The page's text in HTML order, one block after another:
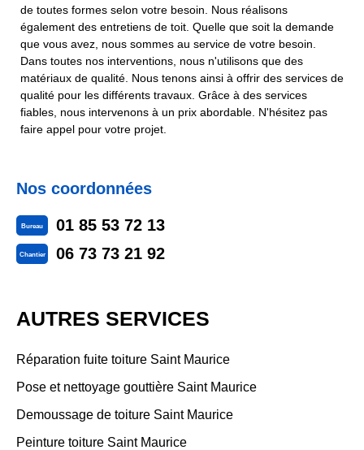
de toutes formes selon votre besoin. Nous réalisons
également des entretiens de toit. Quelle que soit la demande
que vous avez, nous sommes au service de votre besoin.
Dans toutes nos interventions, nous n'utilisons que des
matériaux de qualité. Nous tenons ainsi à offrir des services de
qualité pour les différents travaux. Grâce à des services
fiables, nous intervenons à un prix abordable. N'hésitez pas
faire appel pour votre projet.
Nos coordonnées
Bureau 01 85 53 72 13
Chantier 06 73 73 21 92
AUTRES SERVICES
Réparation fuite toiture Saint Maurice
Pose et nettoyage gouttière Saint Maurice
Demoussage de toiture Saint Maurice
Peinture toiture Saint Maurice